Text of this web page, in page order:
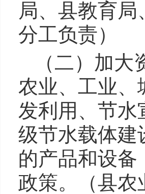
局、县教育
分工负责）
（二）加
农业、工业、
发利用、节水
级节水载体建
的产品和设备
政策。（县农